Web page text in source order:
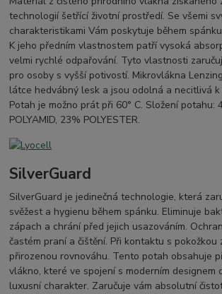
technologií šetřící životní prostředí. Se všemi
charakteristikami Vám poskytuje během
K jeho předním vlastnostem patří vysoká
velmi rychlé odpařování. Tyto vlastnosti
pro osoby s vyšší potivostí. Mikrovlákna
látce hedvábný lesk a jsou odolná a necitlivá k
Potah je možno prát při 60° C. Složení potahu:
POLYAMID, 23% POLYESTER.
SilverGuard
SilverGuard je jedinečná technologie, která
svěžest a hygienu během spánku. Eliminuje
zápach a chrání před jejich usazováním.
častém praní a čištění. Při kontaktu s pokožkou
přirozenou rovnováhu. Tento potah obsahuje
vlákno, které ve spojení s moderním designem
luxusní charakter. Zaručuje vám absolutní